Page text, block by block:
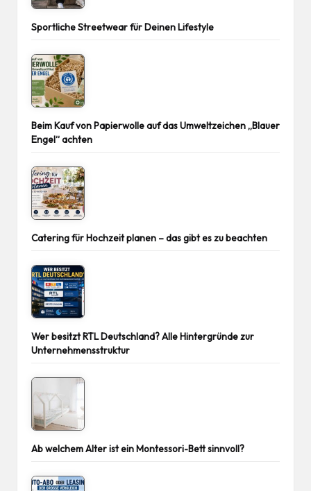
Sportliche Streetwear für Deinen Lifestyle
Beim Kauf von Papierwolle auf das Umweltzeichen „Blauer
Engel“ achten
Catering für Hochzeit planen – das gibt es zu beachten
Wer besitzt RTL Deutschland? Alle Hintergründe zur
Unternehmensstruktur
Ab welchem Alter ist ein Montessori-Bett sinnvoll?